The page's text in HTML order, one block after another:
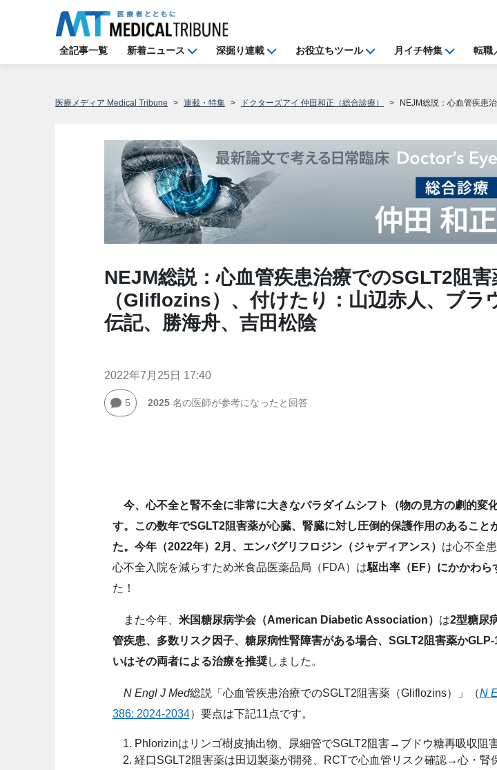
全記事一覧 新着ニュース 深掘り連載 お役立ちツール 月イチ特集 転職
医療メディア Medical Tribune 連載・特集 ドクターズアイ 仲田和正（総合診療） NEJM総説：心血管疾患
NEJM総説：心血管疾患治療でのSGLT2阻害
（Gliflozins）、付けたり：山辺赤人、ブラ
伝記、勝海舟、吉田松陰
2022年7月25日 17:40
5 2025名の医師が参考になったと回答
今、心不全と腎不全に非常に大きなパラダイムシフト（物の見方の劇的変
す。この数年でSGLT2阻害薬が心臓、腎臓に対し圧倒的保護作用のあること
た。今年（2022年）2月、エンパグリフロジン（ジャディアンス） は心不全
心不全入院を減らすため米食品医薬品局（FDA）は駆出率（EF）にかかわら
た！
また今年、 米国糖尿病学会（American Diabetic Association） は2型糖尿
管疾患、多数リスク因子、糖尿病性腎障害がある場合、SGLT2阻害薬か
いはその両者による治療を推奨しました。
N Engl J Med総説「心血管疾患治療でのSGLT2阻害薬（Gliflozins）」（N
386: 2024-2034）要点は下記11点です。
Phlorizinはリンゴ樹皮抽出物、尿細管でSGLT2阻害→ブドウ糖再吸収阻
経口SGLT2阻害薬は田辺製薬が開発、RCTで心血管リスク確認→心・腎